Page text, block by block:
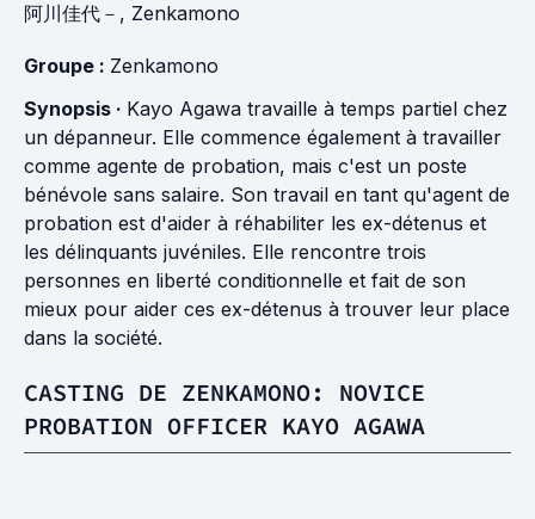
阿川佳代－, Zenkamono
Groupe : Zenkamono
Synopsis · Kayo Agawa travaille à temps partiel chez
un dépanneur. Elle commence également à travailler
comme agente de probation, mais c'est un poste
bénévole sans salaire. Son travail en tant qu'agent de
probation est d'aider à réhabiliter les ex-détenus et
les délinquants juvéniles. Elle rencontre trois
personnes en liberté conditionnelle et fait de son
mieux pour aider ces ex-détenus à trouver leur place
dans la société.
CASTING DE ZENKAMONO: NOVICE
PROBATION OFFICER KAYO AGAWA